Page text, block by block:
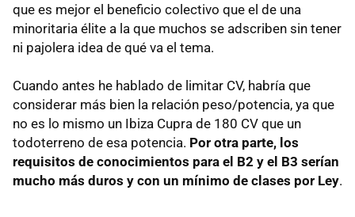
que es mejor el beneficio colectivo que el de una
minoritaria élite a la que muchos se adscriben sin tener
ni pajolera idea de qué va el tema.
Cuando antes he hablado de limitar CV, habría que
considerar más bien la relación peso/potencia, ya que
no es lo mismo un Ibiza Cupra de 180 CV que un
todoterreno de esa potencia. Por otra parte, los
requisitos de conocimientos para el B2 y el B3 serían
mucho más duros y con un mínimo de clases por Ley.